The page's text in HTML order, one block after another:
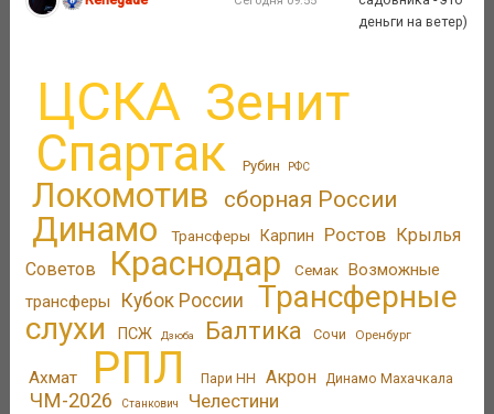
деньги на ветер)
ЦСКА Зенит
Спартак Рубин РФС
Локомотив сборная России
Динамо Трансферы Карпин Ростов Крылья
Советов
Краснодар Семак Возможные
трансферы
Кубок России
Трансферные
слухи
ПСЖ Дзюба Балтика Сочи Оренбург
Ахмат РПЛ Пари НН Акрон Динамо Махачкала
ЧМ-2026 Станкович Челестини